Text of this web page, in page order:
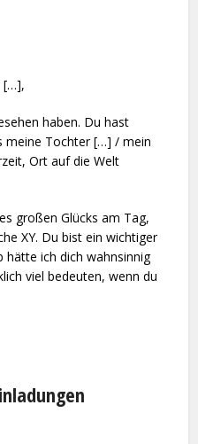
[…],
haben. Du hast
meine Tochter […] / mein
Ort auf die Welt
großen Glücks am Tag,
XY. Du bist ein wichtiger
hätte ich dich wahnsinnig
viel bedeuten, wenn du